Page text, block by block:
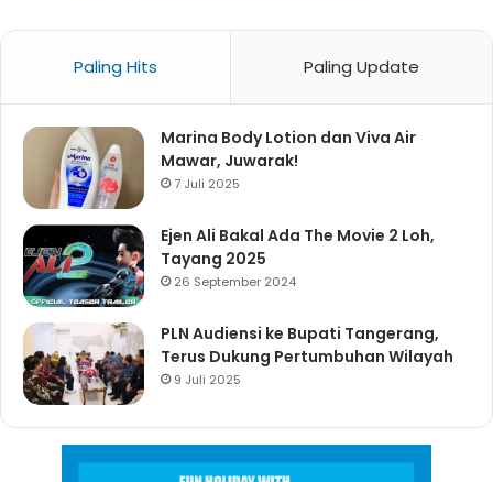
Paling Hits Paling Update
Marina Body Lotion dan Viva Air
Mawar, Juwarak!
7 Juli 2025
Ejen Ali Bakal Ada The Movie 2 Loh,
Tayang 2025
26 September 2024
PLN Audiensi ke Bupati Tangerang,
Terus Dukung Pertumbuhan Wilayah
9 Juli 2025